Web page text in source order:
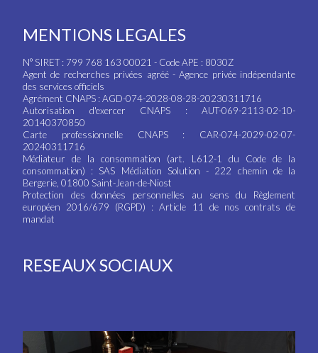
MENTIONS LEGALES
N° SIRET : 799 768 163 00021 - Code APE : 8030Z
Agent de recherches privées agréé - Agence privée indépendante
des services officiels
Agrément CNAPS : AGD-074-2028-08-28-20230311716
Autorisation d'exercer CNAPS : AUT-069-2113-02-10-
20140370850
Carte professionnelle CNAPS : CAR-074-2029-02-07-
20240311716
Médiateur de la consommation (art. L612-1 du Code de la
consommation) : SAS Médiation Solution - 222 chemin de la
Bergerie, 01800 Saint-Jean-de-Niost
Protection des données personnelles au sens du Règlement
européen 2016/679 (RGPD) : Article 11 de nos contrats de
mandat
RESEAUX SOCIAUX